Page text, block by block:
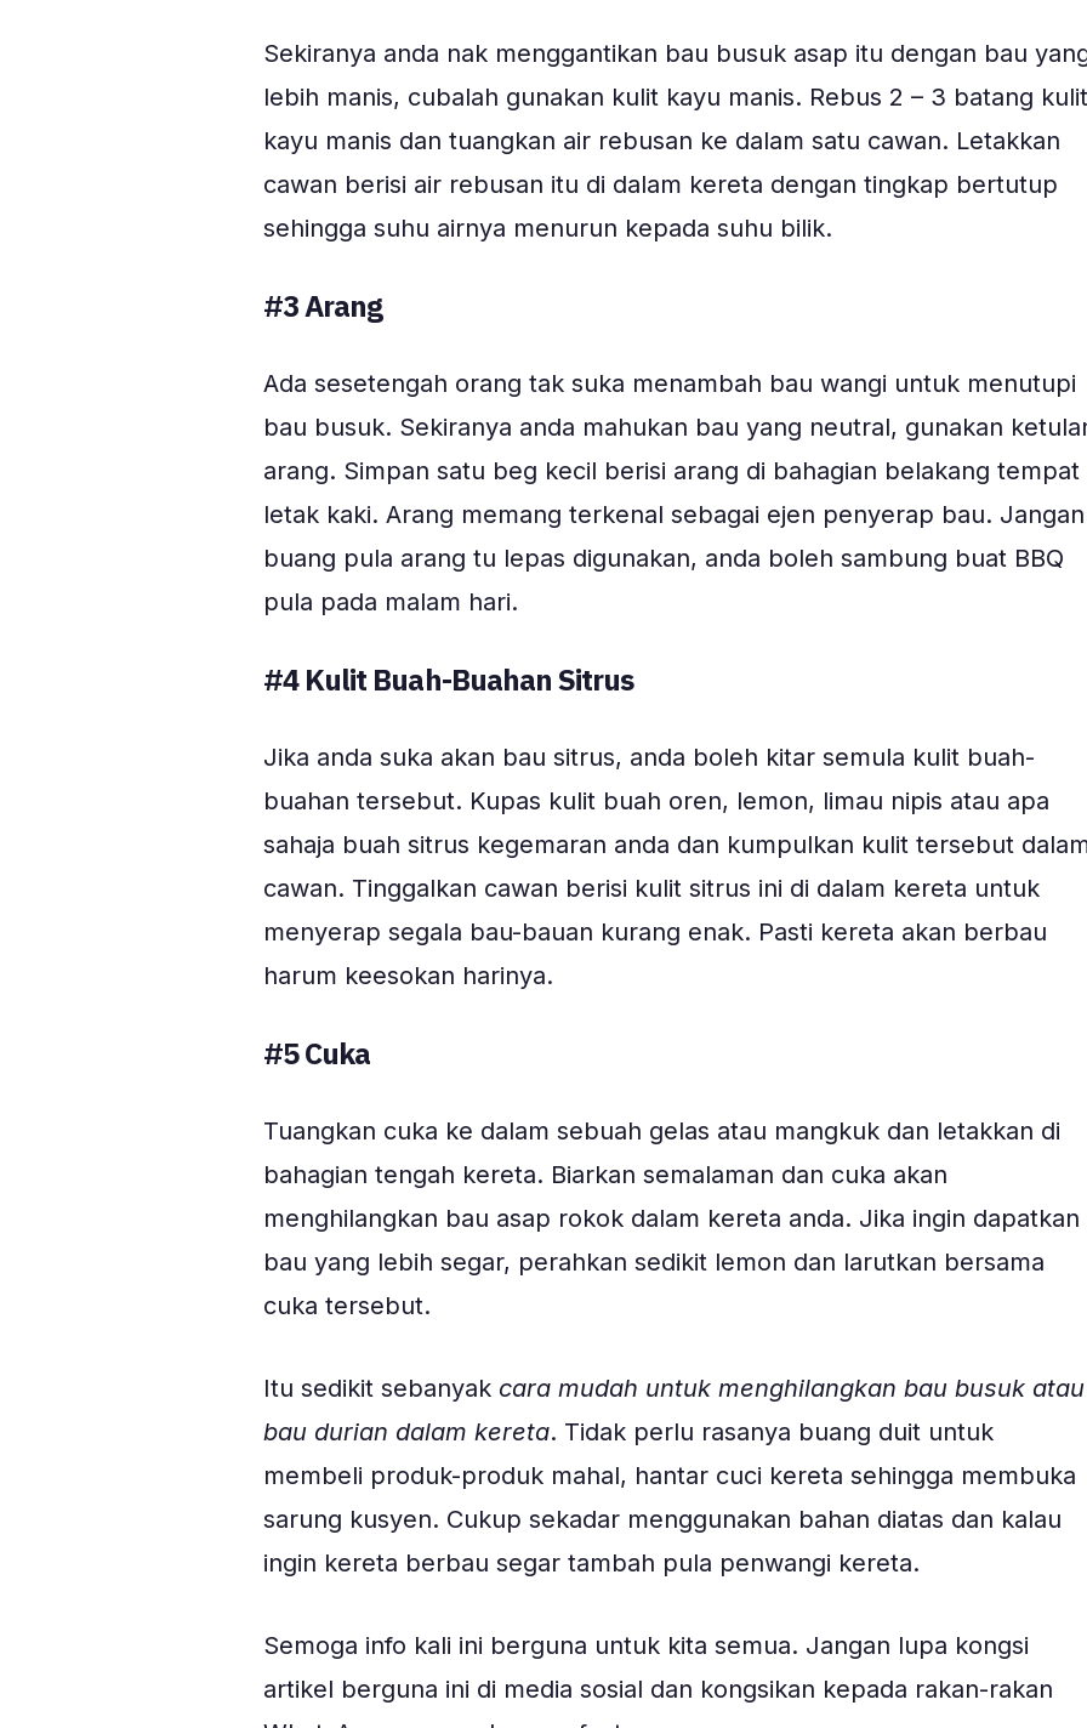
Sekiranya anda nak menggantikan bau busuk asap itu dengan bau
lebih manis, cubalah gunakan kulit kayu manis. Rebus 2 – 3 batang kulit
kayu manis dan tuangkan air rebusan ke dalam satu cawan. Letakkan
cawan berisi air rebusan itu di dalam kereta dengan tingkap bertutup
sehingga suhu airnya menurun kepada suhu bilik.
#3 Arang
Ada sesetengah orang tak suka menambah bau wangi untuk menutupi
bau busuk. Sekiranya anda mahukan bau yang neutral, gunakan
arang. Simpan satu beg kecil berisi arang di bahagian belakang tempat
letak kaki. Arang memang terkenal sebagai ejen penyerap bau. Jangan
buang pula arang tu lepas digunakan, anda boleh sambung buat BBQ
pula pada malam hari.
#4 Kulit Buah-Buahan Sitrus
Jika anda suka akan bau sitrus, anda boleh kitar semula kulit buah-
buahan tersebut. Kupas kulit buah oren, lemon, limau nipis atau apa
sahaja buah sitrus kegemaran anda dan kumpulkan kulit tersebut
cawan. Tinggalkan cawan berisi kulit sitrus ini di dalam kereta untuk
menyerap segala bau-bauan kurang enak. Pasti kereta akan berbau
harum keesokan harinya.
#5 Cuka
Tuangkan cuka ke dalam sebuah gelas atau mangkuk dan letakkan di
bahagian tengah kereta. Biarkan semalaman dan cuka akan
menghilangkan bau asap rokok dalam kereta anda. Jika ingin dapatkan
bau yang lebih segar, perahkan sedikit lemon dan larutkan bersama
cuka tersebut.
Itu sedikit sebanyak cara mudah untuk menghilangkan bau busuk atau
bau durian dalam kereta. Tidak perlu rasanya buang duit untuk
membeli produk-produk mahal, hantar cuci kereta sehingga membuka
sarung kusyen. Cukup sekadar menggunakan bahan diatas dan kalau
ingin kereta berbau segar tambah pula penwangi kereta.
Semoga info kali ini berguna untuk kita semua. Jangan lupa kongsi
artikel berguna ini di media sosial dan kongsikan kepada rakan-rakan